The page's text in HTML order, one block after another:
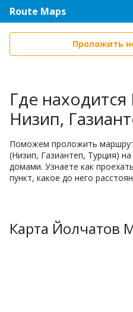
Route Maps
Проложить
Где
Низип,
Поможем проложить
(Низип, Газиантеп, Турция)
домами. Узнаете как
пункт, какое до него
Карта Йолчатов